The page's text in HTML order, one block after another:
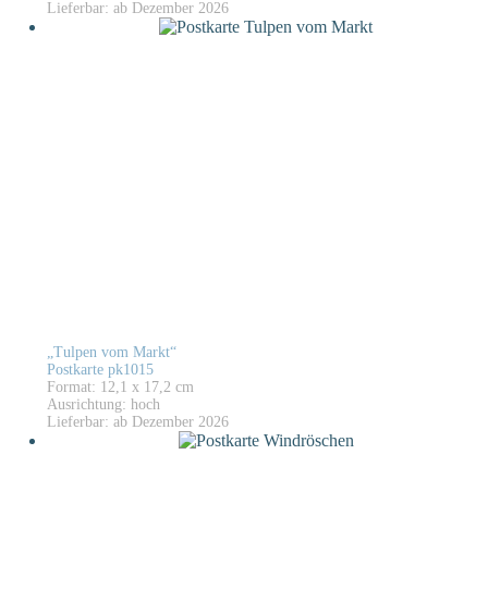
Lieferbar: ab Dezember 2026
„Tulpen vom Markt“
Postkarte pk1015
Format: 12,1 x 17,2 cm
Ausrichtung: hoch
Lieferbar: ab Dezember 2026